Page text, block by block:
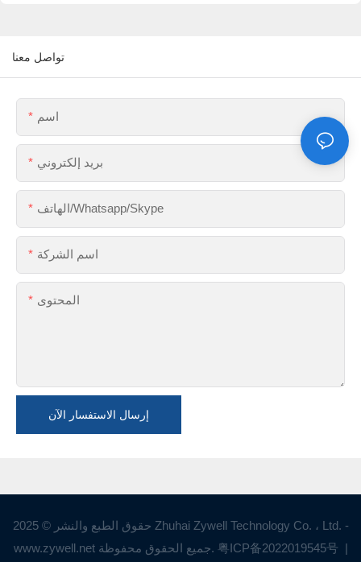
تواصل معنا
اسم
بريد إلكتروني
الهاتف/Whatsapp/Skype
اسم الشركة
المحتوى
إرسال الاستفسار الآن
حقوق الطبع والنشر © 2025 Zhuhai Zywell Technology Co. ، Ltd. -
www.zywell.net جميع الحقوق محفوظة. 粤ICP备2022019545号 |